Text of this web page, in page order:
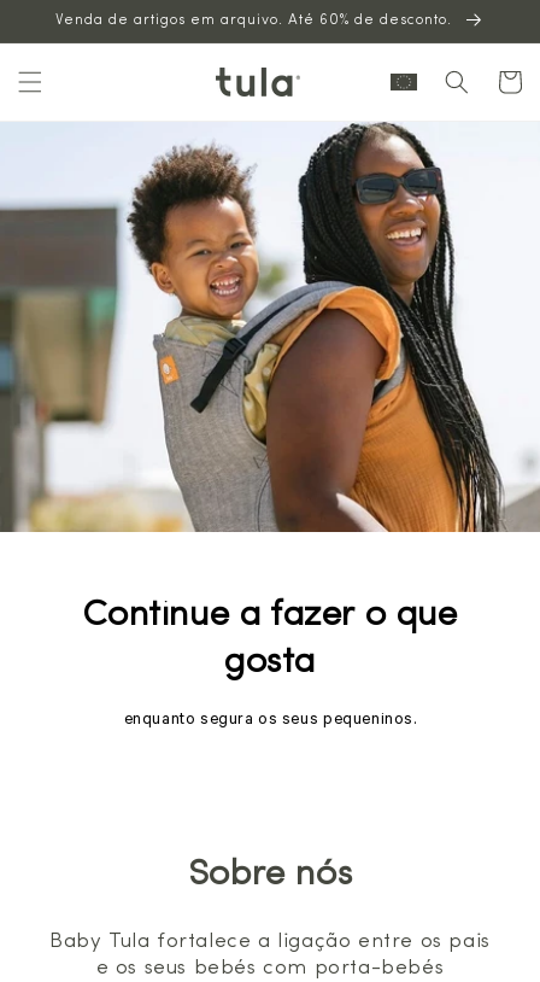
para o
Venda de artigos em arquivo. Até 60% de desconto.
Carrinho
Continue a fazer o que
gosta
enquanto segura os seus pequeninos.
Sobre nós
Baby Tula fortalece a ligação entre os pais
e os seus bebés com porta-bebés